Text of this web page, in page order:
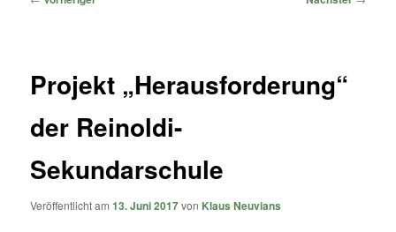
Projekt „Herausforderung“
der Reinoldi-
Sekundarschule
Veröffentlicht am13. Juni 2017von Klaus Neuvians